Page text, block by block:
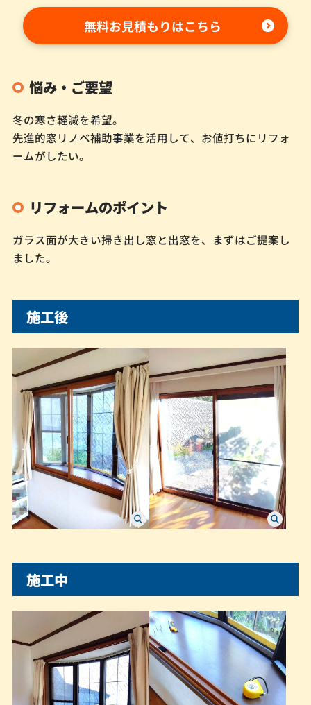
無料お見積もりはこちら
悩み・ご要望
冬の寒さ軽減を希望。
先進的窓リノベ補助事業を活用して、お値打ちにリフォ
ームがしたい。
リフォームのポイント
ガラス面が大きい掃き出し窓と出窓を、まずはご提案し
ました。
施工後
施工中